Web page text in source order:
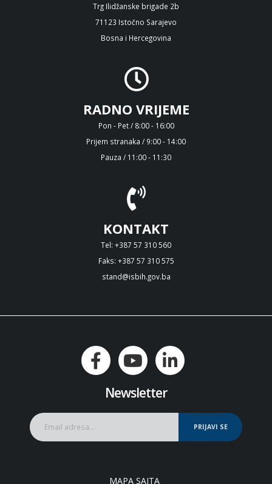
Trg Ilidžanske brigade 2b
71123 Istočno Sarajevo
Bosna i Hercegovina
RADNO VRIJEME
Pon - Pet / 8:00 - 16:00
Prijem stranaka / 9:00 - 14:00
Pauza / 11:00 - 11:30
KONTAKT
Tel: +387 57 310 560
Faks: +387 57 310 575
stand@isbih.gov.ba
Newsletter
PRIJAVI SE
MAPA SAJTA